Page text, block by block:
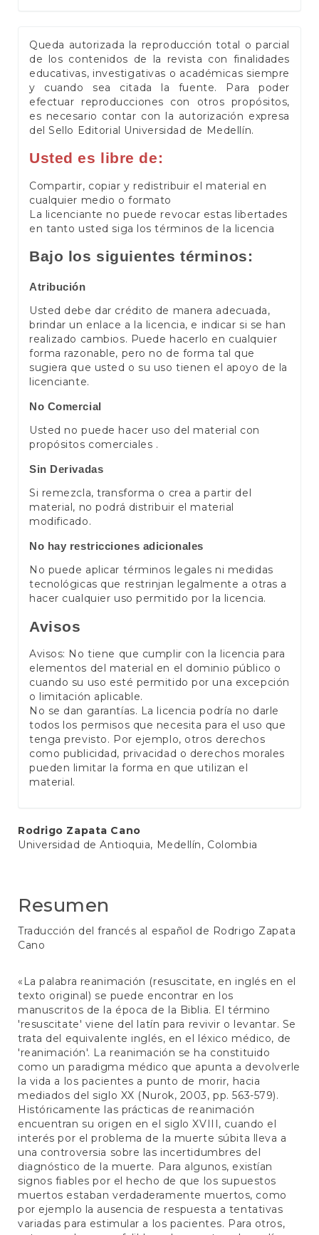
Queda autorizada la reproducción total o parcial
de los contenidos de la revista con finalidades
educativas, investigativas o académicas siempre
y cuando sea citada la fuente. Para poder
efectuar reproducciones con otros propósitos,
es necesario contar con la autorización expresa
del Sello Editorial Universidad de Medellín.
Usted es libre de:
Compartir, copiar y redistribuir el material en
cualquier medio o formato
La licenciante no puede revocar estas libertades
en tanto usted siga los términos de la licencia
Bajo los siguientes términos:
Atribución
Usted debe dar crédito de manera adecuada,
brindar un enlace a la licencia, e indicar si se han
realizado cambios. Puede hacerlo en cualquier
forma razonable, pero no de forma tal que
sugiera que usted o su uso tienen el apoyo de la
licenciante.
No Comercial
Usted no puede hacer uso del material con
propósitos comerciales .
Sin Derivadas
Si remezcla, transforma o crea a partir del
material, no podrá distribuir el material
modificado.
No hay restricciones adicionales
No puede aplicar términos legales ni medidas
tecnológicas que restrinjan legalmente a otras a
hacer cualquier uso permitido por la licencia.
Avisos
Avisos: No tiene que cumplir con la licencia para
elementos del material en el dominio público o
cuando su uso esté permitido por una excepción
o limitación aplicable.
No se dan garantías. La licencia podría no darle
todos los permisos que necesita para el uso que
tenga previsto. Por ejemplo, otros derechos
como publicidad, privacidad o derechos morales
pueden limitar la forma en que utilizan el
material.
Contenido
principal
artículo
Rodrigo Zapata Cano
Universidad de Antioquia, Medellín, Colombia
Resumen
Traducción del francés al español de Rodrigo Zapata
Cano
«La palabra reanimación (resuscitate, en inglés en el
texto original) se puede encontrar en los
manuscritos de la época de la Biblia. El término
'resuscitate' viene del latín para revivir o levantar. Se
trata del equivalente inglés, en el léxico médico, de
'reanimación'. La reanimación se ha constituido
como un paradigma médico que apunta a devolverle
la vida a los pacientes a punto de morir, hacia
mediados del siglo XX (Nurok, 2003, pp. 563-579).
Históricamente las prácticas de reanimación
encuentran su origen en el siglo XVIII, cuando el
interés por el problema de la muerte súbita lleva a
una controversia sobre las incertidumbres del
diagnóstico de la muerte. Para algunos, existían
signos fiables por el hecho de que los supuestos
muertos estaban verdaderamente muertos, como
por ejemplo la ausencia de respuesta a tentativas
variadas para estimular a los pacientes. Para otros,